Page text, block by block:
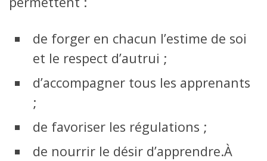
de forger en chacun l’estime de soi
et le respect d’autrui ;
d’accompagner tous les apprenants
;
de favoriser les régulations ;
de nourrir le désir d’apprendre.À